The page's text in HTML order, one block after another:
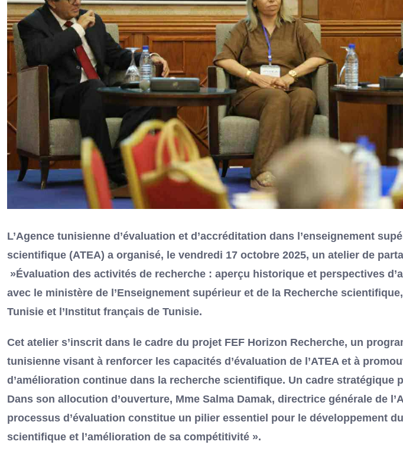
L’Agence tunisienne d’évaluation et d’accréditation dans l’enseignement
scientifique (ATEA) a organisé, le vendredi 17 octobre 2025, un atelier de
»Évaluation des activités de recherche : aperçu historique et perspectives
avec le ministère de l’Enseignement supérieur et de la Recherche
Tunisie et l’Institut français de Tunisie.
Cet atelier s’inscrit dans le cadre du projet FEF Horizon Recherche, un
tunisienne visant à renforcer les capacités d’évaluation de l’ATEA et à
d’amélioration continue dans la recherche scientifique. Un cadre stratégique
Dans son allocution d’ouverture, Mme Salma Damak, directrice générale de
processus d’évaluation constitue un pilier essentiel pour le développement
scientifique et l’amélioration de sa compétitivité ».